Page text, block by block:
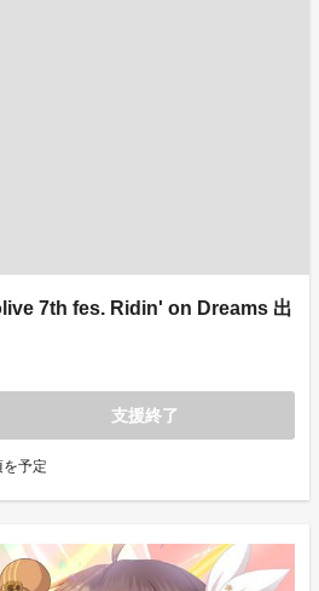
7th fes. Ridin' on Dreams 出
支援終了
予定